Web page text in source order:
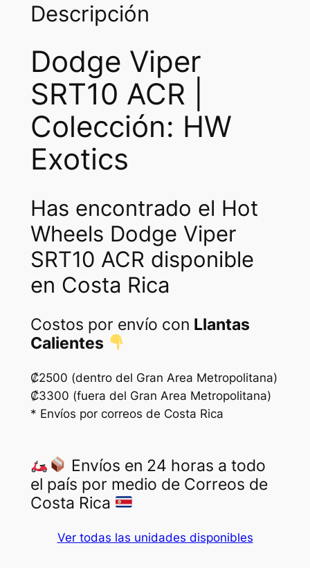
Descripción
Dodge Viper
SRT10 ACR |
Colección: HW
Exotics
Has encontrado el Hot
Wheels Dodge Viper
SRT10 ACR disponible
en Costa Rica
Costos por envío con Llantas
Calientes
₡2500 (dentro del Gran Area Metropolitana)
₡3300 (fuera del Gran Area Metropolitana)
* Envíos por correos de Costa Rica
Envíos en 24 horas a todo
el país por medio de Correos de
Costa Rica
Ver todas las unidades disponibles